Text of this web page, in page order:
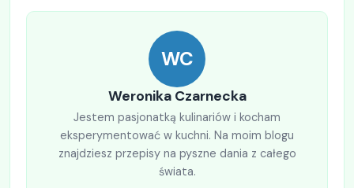
WC
Weronika Czarnecka
Jestem pasjonatką kulinariów i kocham
eksperymentować w kuchni. Na moim blogu
znajdziesz przepisy na pyszne dania z całego
świata.